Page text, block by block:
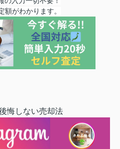
額がわかります。
悔しない売却法